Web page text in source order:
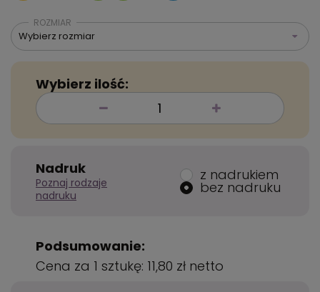
ROZMIAR
Wybierz rozmiar
Wybierz ilość:
Nadruk
Poznaj rodzaje
nadruku
z nadrukiem
bez nadruku
Podsumowanie:
Cena za 1 sztukę: 11,80 zł netto